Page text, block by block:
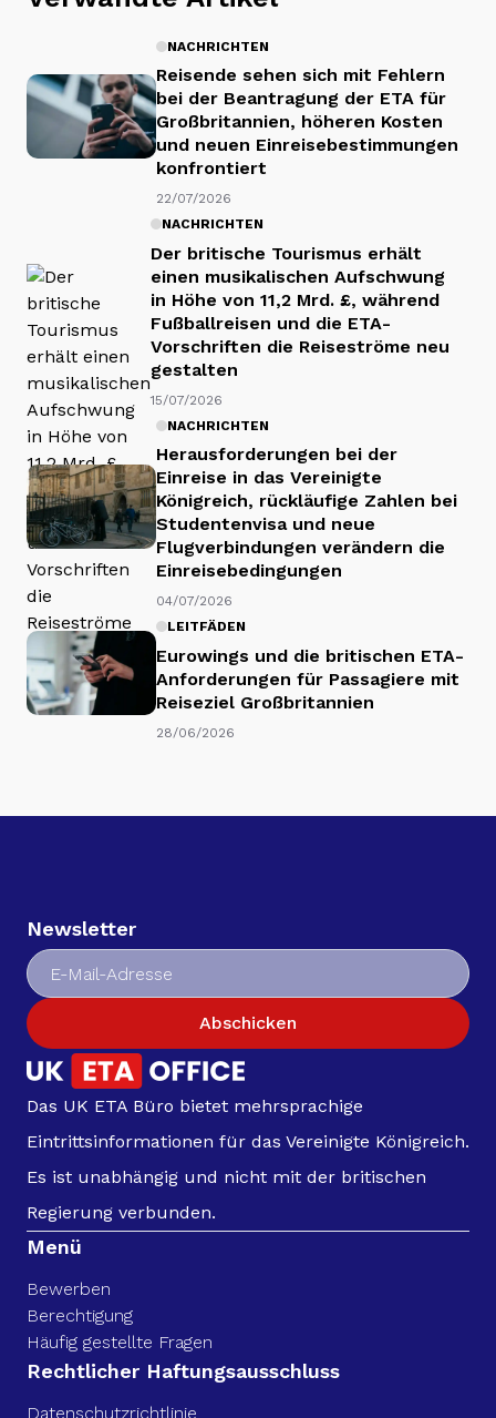
NACHRICHTEN
Reisende sehen sich mit Fehlern
bei der Beantragung der ETA für
Großbritannien, höheren Kosten
und neuen Einreisebestimmungen
konfrontiert
22/07/2026
NACHRICHTEN
Der britische Tourismus erhält
einen musikalischen Aufschwung
in Höhe von 11,2 Mrd. £, während
Fußballreisen und die ETA-
Vorschriften die Reiseströme neu
gestalten
15/07/2026
NACHRICHTEN
Herausforderungen bei der
Einreise in das Vereinigte
Königreich, rückläufige Zahlen bei
Studentenvisa und neue
Flugverbindungen verändern die
Einreisebedingungen
04/07/2026
LEITFÄDEN
Eurowings und die britischen ETA-
Anforderungen für Passagiere mit
Reiseziel Großbritannien
28/06/2026
Newsletter
Abschicken
Das UK ETA Büro bietet mehrsprachige
Eintrittsinformationen für das Vereinigte Königreich.
Es ist unabhängig und nicht mit der britischen
Regierung verbunden.
Menü
Bewerben
Berechtigung
Häufig gestellte Fragen
Rechtlicher Haftungsausschluss
Datenschutzrichtlinie